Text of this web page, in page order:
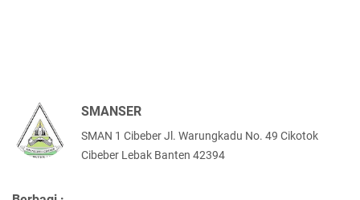
SMANSER
SMAN 1 Cibeber Jl. Warungkadu No. 49 Cikotok
Cibeber Lebak Banten 42394